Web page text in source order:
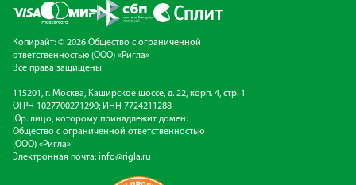
Копирайт: © 2026 Общество с ограниченной
ответственностью (ООО) «Ригла»
Все права защищены
115201, г. Москва, Каширское шоссе, д. 22, корп. 4, стр. 1
ОГРН 1027700271290; ИНН 7724211288
Юр. лицо, которому принадлежит домен:
Общество с ограниченной ответственностью
(ООО) «Ригла»
Электронная почта: info@rigla.ru